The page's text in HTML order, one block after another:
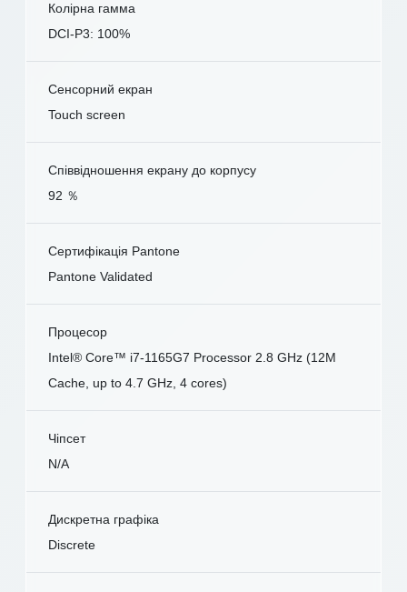
Колірна гамма
DCI-P3: 100%
Сенсорний екран
Touch screen
Співвідношення екрану до корпусу
92 ％
Сертифікація Pantone
Pantone Validated
Процесор
Intel® Core™ i7-1165G7 Processor 2.8 GHz (12M
Cache, up to 4.7 GHz, 4 cores)
Чіпсет
N/A
Дискретна графіка
Discrete